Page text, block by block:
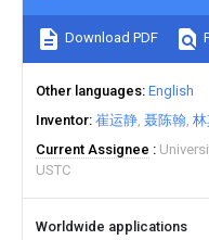
Download PDF
Other languages English
Inventor 崔运静 聂陈翰 林
Current Assignee
USTC
Worldwide applications